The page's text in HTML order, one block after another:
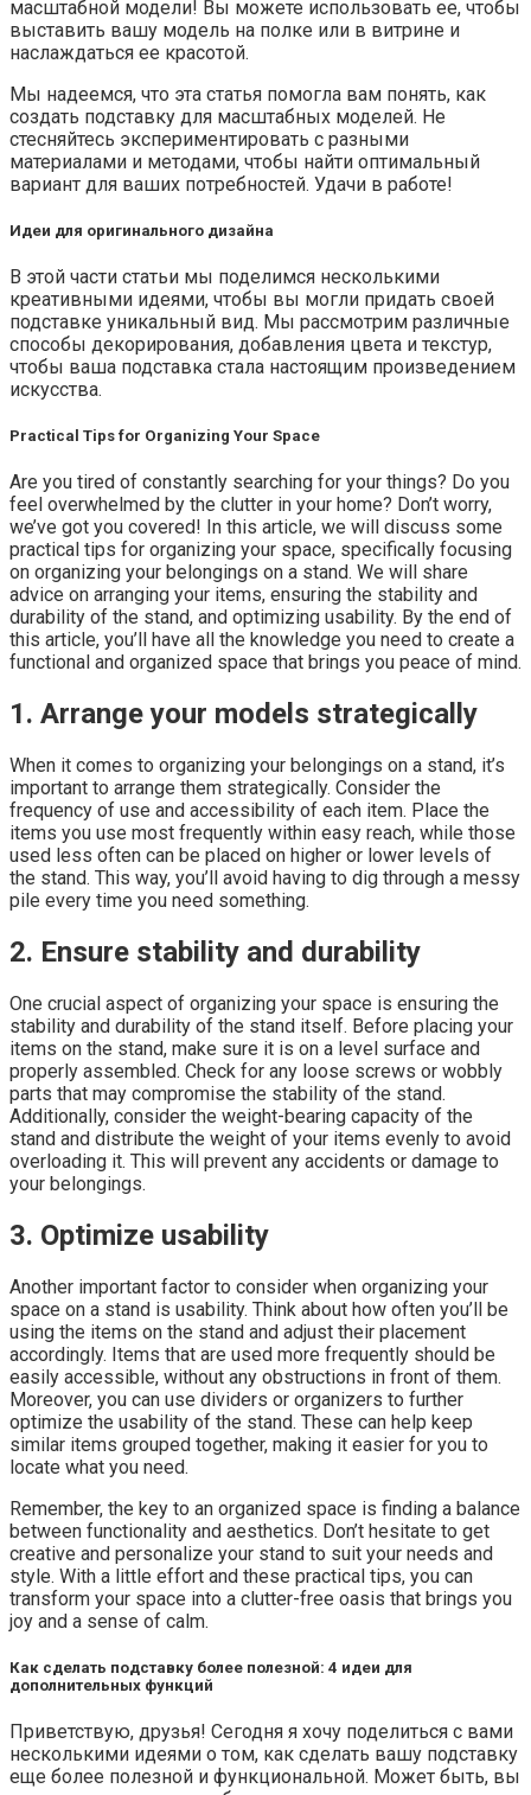
масштабной модели! Вы можете использовать ее, чтобы
выставить вашу модель на полке или в витрине и
наслаждаться ее красотой.
Мы надеемся, что эта статья помогла вам понять, как
создать подставку для масштабных моделей. Не
стесняйтесь экспериментировать с разными
материалами и методами, чтобы найти оптимальный
вариант для ваших потребностей. Удачи в работе!
Идеи для оригинального дизайна
В этой части статьи мы поделимся несколькими
креативными идеями, чтобы вы могли придать своей
подставке уникальный вид. Мы рассмотрим различные
способы декорирования, добавления цвета и текстур,
чтобы ваша подставка стала настоящим произведением
искусства.
Practical Tips for Organizing Your Space
Are you tired of constantly searching for your things? Do you
feel overwhelmed by the clutter in your home? Don’t worry,
we’ve got you covered! In this article, we will discuss some
practical tips for organizing your space, specifically focusing
on organizing your belongings on a stand. We will share
advice on arranging your items, ensuring the stability and
durability of the stand, and optimizing usability. By the end of
this article, you’ll have all the knowledge you need to create a
functional and organized space that brings you peace of mind.
1. Arrange your models strategically
When it comes to organizing your belongings on a stand, it’s
important to arrange them strategically. Consider the
frequency of use and accessibility of each item. Place the
items you use most frequently within easy reach, while those
used less often can be placed on higher or lower levels of
the stand. This way, you’ll avoid having to dig through a messy
pile every time you need something.
2. Ensure stability and durability
One crucial aspect of organizing your space is ensuring the
stability and durability of the stand itself. Before placing your
items on the stand, make sure it is on a level surface and
properly assembled. Check for any loose screws or wobbly
parts that may compromise the stability of the stand.
Additionally, consider the weight-bearing capacity of the
stand and distribute the weight of your items evenly to avoid
overloading it. This will prevent any accidents or damage to
your belongings.
3. Optimize usability
Another important factor to consider when organizing your
space on a stand is usability. Think about how often you’ll be
using the items on the stand and adjust their placement
accordingly. Items that are used more frequently should be
easily accessible, without any obstructions in front of them.
Moreover, you can use dividers or organizers to further
optimize the usability of the stand. These can help keep
similar items grouped together, making it easier for you to
locate what you need.
Remember, the key to an organized space is finding a balance
between functionality and aesthetics. Don’t hesitate to get
creative and personalize your stand to suit your needs and
style. With a little effort and these practical tips, you can
transform your space into a clutter-free oasis that brings you
joy and a sense of calm.
Как сделать подставку более полезной: 4 идеи для
дополнительных функций
Приветствую, друзья! Сегодня я хочу поделиться с вами
несколькими идеями о том, как сделать вашу подставку
еще более полезной и функциональной. Может быть, вы